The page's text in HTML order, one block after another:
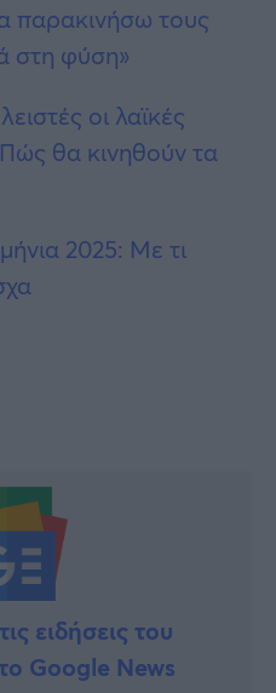
παρακινήσω τους
στη φύση»
οι λαϊκές
θα κινηθούν τα
2025: Με τι
ειδήσεις του
Google News